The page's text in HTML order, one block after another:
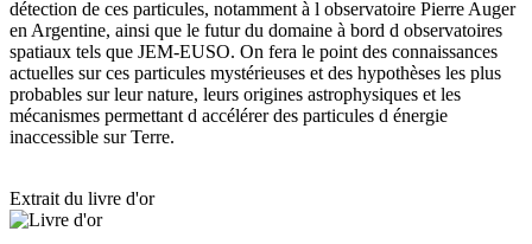
détection de ces particules, notamment à l observatoire Pierre Auger
en Argentine, ainsi que le futur du domaine à bord d observatoires
spatiaux tels que JEM-EUSO. On fera le point des connaissances
actuelles sur ces particules mystérieuses et des hypothèses les plus
probables sur leur nature, leurs origines astrophysiques et les
mécanismes permettant d accélérer des particules d énergie
inaccessible sur Terre.
Extrait du livre d'or